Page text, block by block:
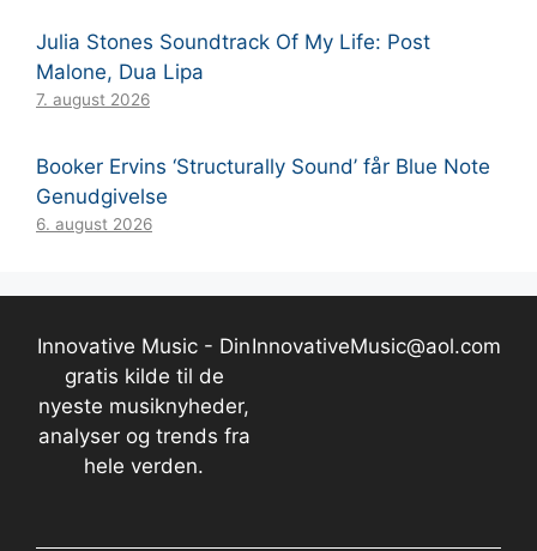
Julia Stones Soundtrack Of My Life: Post
Malone, Dua Lipa
7. august 2026
Booker Ervins ‘Structurally Sound’ får Blue Note
Genudgivelse
6. august 2026
Innovative Music - Din
gratis kilde til de
nyeste musiknyheder,
analyser og trends fra
hele verden.
InnovativeMusic@aol.com